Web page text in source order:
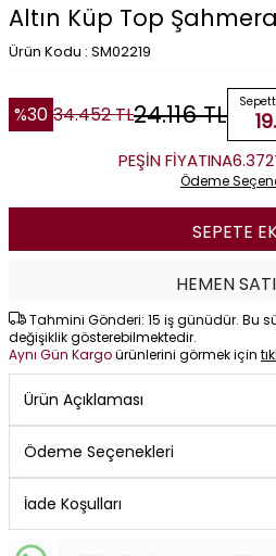
Altın Küp Top
Ürün Kodu : SM02219
%30 34.452TL24.116TL
PEŞİN FİYATINA
Ödeme
SEPETE
HEMEN
Tahmini Gönderi: 15 iş günüdür. Bu
değişiklik gösterebilmektedir.
Aynı Gün Kargoürünlerini görmek için
Ürün Açıklaması
Ödeme Seçenekleri
İade Koşulları